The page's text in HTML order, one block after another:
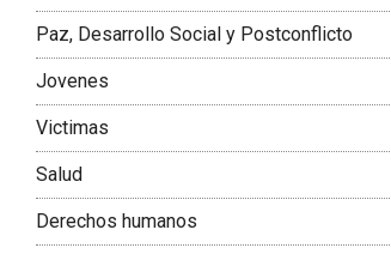
Paz, Desarrollo Social y Postconflicto
Jovenes
Victimas
Salud
Derechos humanos